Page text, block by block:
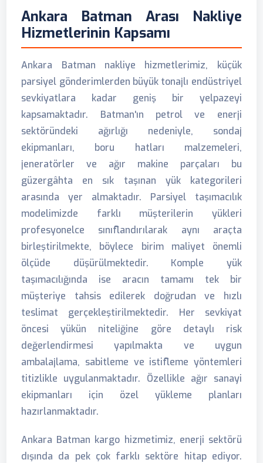
Ankara Batman Arası Nakliye
Hizmetlerinin Kapsamı
Ankara Batman nakliye hizmetlerimiz, küçük
parsiyel gönderimlerden büyük tonajlı endüstriyel
sevkiyatlara kadar geniş bir yelpazeyi
kapsamaktadır. Batman'ın petrol ve enerji
sektöründeki ağırlığı nedeniyle, sondaj
ekipmanları, boru hatları malzemeleri,
jeneratörler ve ağır makine parçaları bu
güzergâhta en sık taşınan yük kategorileri
arasında yer almaktadır. Parsiyel taşımacılık
modelimizde farklı müşterilerin yükleri
profesyonelce sınıflandırılarak aynı araçta
birleştirilmekte, böylece birim maliyet önemli
ölçüde düşürülmektedir. Komple yük
taşımacılığında ise aracın tamamı tek bir
müşteriye tahsis edilerek doğrudan ve hızlı
teslimat gerçekleştirilmektedir. Her sevkiyat
öncesi yükün niteliğine göre detaylı risk
değerlendirmesi yapılmakta ve uygun
ambalajlama, sabitleme ve istifleme yöntemleri
titizlikle uygulanmaktadır. Özellikle ağır sanayi
ekipmanları için özel yükleme planları
hazırlanmaktadır.
Ankara Batman kargo hizmetimiz, enerji sektörü
dışında da pek çok farklı sektöre hitap ediyor.